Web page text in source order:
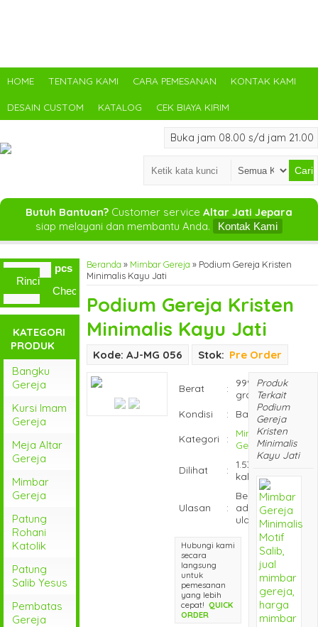
HOME TENTANG KAMI CARA PEMESANAN KONTAK KAMI
DESAIN CUSTOM KATALOG CEK BIAYA KIRIM
Buka jam 08.00 s/d jam 21.00
Cari
Butuh Bantuan? Customer service Altar Jati Jepara
siap melayani dan membantu Anda.
Kontak Kami
Beranda » Mimbar Gereja » Podium Gereja Kristen
Minimalis Kayu Jati
Podium Gereja Kristen
Minimalis Kayu Jati
Kode: AJ-MG 056 Stok: Pre Order
Berat :
999
gram
Kondisi
: Baru
Kategori :
Mimbar
Gereja
Dilihat :
1.538
kali
Ulasan :
Belum
ada
ulasan
Hubungi kami
secara
langsung
untuk
pemesanan
yang lebih
cepat! QUICK
ORDER
Produk
Terkait
Podium
Gereja
Kristen
Minimalis
Kayu Jati
pcs
Rincian
Checkout
KATEGORI
PRODUK
Bangku
Gereja
Kursi Imam
Gereja
Meja Altar
Gereja
Mimbar
Gereja
Patung
Rohani
Katolik
Patung
Salib Yesus
Pembatas
Gereja